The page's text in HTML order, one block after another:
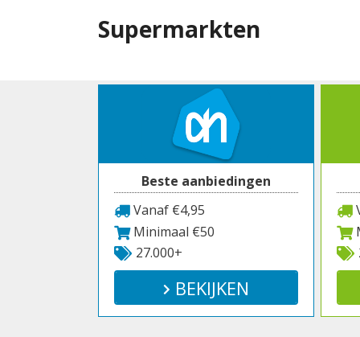
Supermarkten
Beste aanbiedingen
Vanaf €4,95
Minimaal €50
27.000+
BEKIJKEN